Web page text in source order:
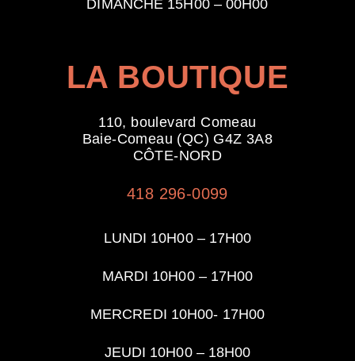
DIMANCHE 15H00 – 00H00
LA BOUTIQUE
110, boulevard Comeau
Baie-Comeau (QC) G4Z 3A8
CÔTE-NORD
418 296-0099
LUNDI 10H00 – 17H00
MARDI 10H00 – 17H00
MERCREDI 10H00- 17H00
JEUDI 10H00 – 18H00